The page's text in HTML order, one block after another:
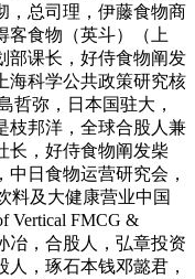
，总司理，伊藤食物商
客食物（英斗）（上
部课长，好侍食物阐发
海科学公共政策研究核
哲弥，日本国驻大，
枝邦洋，全球合股人兼
长，好侍食物阐发柴
日食物运营研究会，
料及大健康营业中国
Vertical FMCG &
冶，合股人，弘章投资
，琢石本钱邓懿君，